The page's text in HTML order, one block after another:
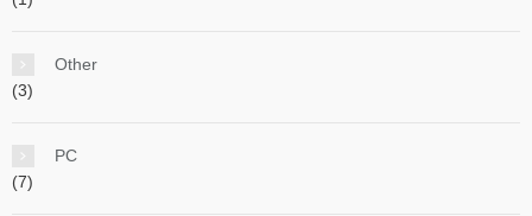
Other
(3)
PC
(7)